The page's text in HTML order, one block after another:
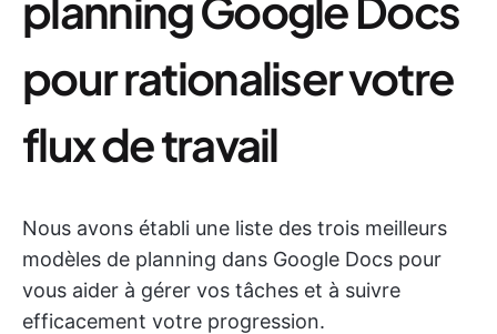
pour rationaliser votre
flux de travail
Nous avons établi une liste des trois meilleurs
modèles de planning dans Google Docs pour
vous aider à gérer vos tâches et à suivre
efficacement votre progression.